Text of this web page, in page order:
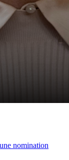
nomination